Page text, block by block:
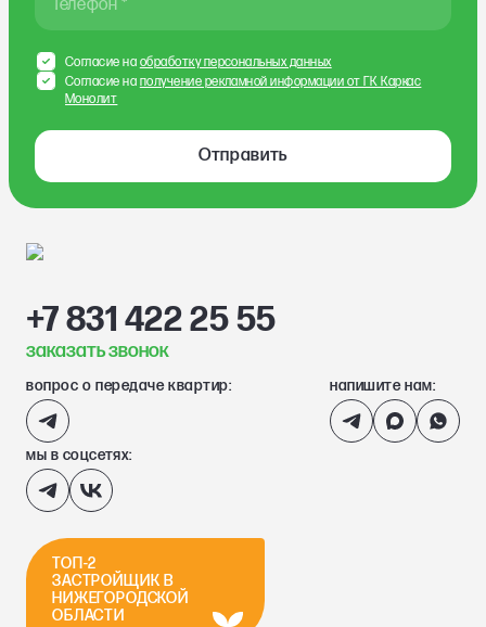
Телефон *
Отправить
Согласие на обработку персональных данных
Согласие на получение рекламной информации от ГК Каркас
Монолит
+7 831 422 25 55
заказать звонок
вопрос о передаче квартир: напишите нам:
мы в соцсетях:
ТОП-2
ЗАСТРОЙЩИК В
НИЖЕГОРОДСКОЙ
ОБЛАСТИ